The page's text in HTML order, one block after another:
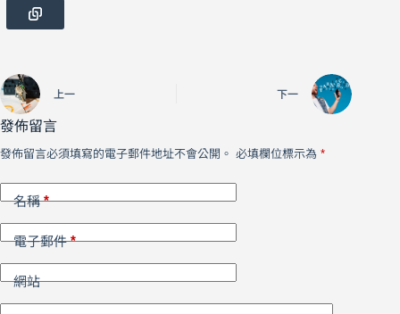
上一 下一
發佈留言
發佈留言必須填寫的電子郵件地址不會公開。 必填欄位標示為 *
名稱*
電子郵件*
網站